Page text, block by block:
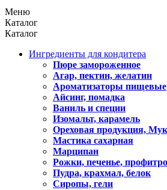
Меню
Каталог
Каталог
Ингредиенты для кондитера
Пюре замороженное
Агар, пектин, желатин
Ароматизаторы пищевые
Айсинг, помадка
Ваниль и специи
Изомальт, карамель
Ореховая продукция,
Мастика сахарная
Марципан
Рожки, печенье,
Пудра, крахмал, белок
Сиропы, гели